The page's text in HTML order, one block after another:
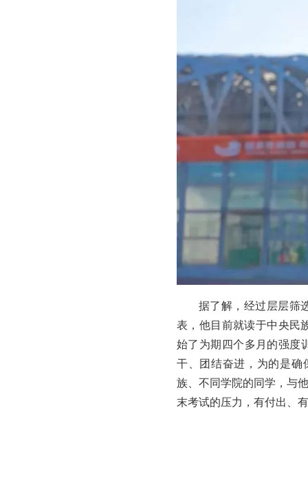
据了解，经过层层筛
表，他目前就读于中央民
始了为期四个多月的强度
干、团结奋进，为的是确
族、不同学院的同学，与
末考试的压力，有付出、